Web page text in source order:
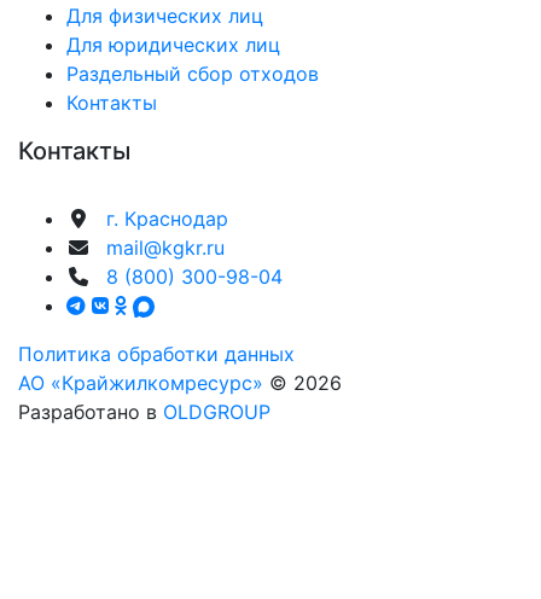
Для физических лиц
Для юридических лиц
Раздельный сбор отходов
Контакты
Контакты
г. Краснодар
mail@kgkr.ru
8 (800) 300-98-04
Политика обработки данных
АО «Крайжилкомресурс» © 2026
Разработано в OLDGROUP